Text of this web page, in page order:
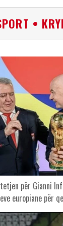
•
për Gianni
europiane për